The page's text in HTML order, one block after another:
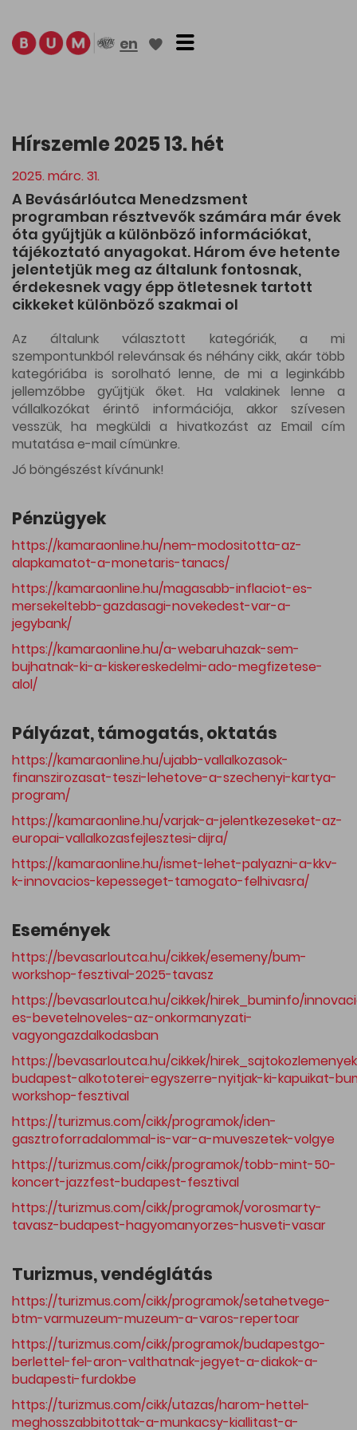
en
Hírszemle 2025 13. hét
2025. márc. 31.
A Bevásárlóutca Menedzsment
programban résztvevők számára már évek
óta gyűjtjük a különböző információkat,
tájékoztató anyagokat. Három éve hetente
jelentetjük meg az általunk fontosnak,
érdekesnek vagy épp ötletesnek tartott
cikkeket különböző szakmai ol
Az általunk választott kategóriák, a mi
szempontunkból relevánsak és néhány cikk, akár több
kategóriába is sorolható lenne, de mi a leginkább
jellemzőbbe gyűjtjük őket. Ha valakinek lenne a
vállalkozókat érintő információja, akkor szívesen
vesszük, ha megküldi a hivatkozást az Email cím
mutatása e-mail címünkre.
Jó böngészést kívánunk!
Pénzügyek
https://kamaraonline.hu/nem-modositotta-az-
alapkamatot-a-monetaris-tanacs/
https://kamaraonline.hu/magasabb-inflaciot-es-
mersekeltebb-gazdasagi-novekedest-var-a-
jegybank/
https://kamaraonline.hu/a-webaruhazak-sem-
bujhatnak-ki-a-kiskereskedelmi-ado-megfizetese-
alol/
Pályázat, támogatás, oktatás
https://kamaraonline.hu/ujabb-vallalkozasok-
finanszirozasat-teszi-lehetove-a-szechenyi-kartya-
program/
https://kamaraonline.hu/varjak-a-jelentkezeseket-az-
europai-vallalkozasfejlesztesi-dijra/
https://kamaraonline.hu/ismet-lehet-palyazni-a-kkv-
k-innovacios-kepesseget-tamogato-felhivasra/
Események
https://bevasarloutca.hu/cikkek/esemeny/bum-
workshop-fesztival-2025-tavasz
https://bevasarloutca.hu/cikkek/hirek_buminfo/
es-bevetelnoveles-az-onkormanyzati-
vagyongazdalkodasban
https://bevasarloutca.hu/cikkek/
budapest-alkototerei-egyszerre-nyitjak-ki-kapuikat-
workshop-fesztival
https://turizmus.com/cikk/programok/iden-
gasztroforradalommal-is-var-a-muveszetek-volgye
https://turizmus.com/cikk/programok/tobb-mint-50-
koncert-jazzfest-budapest-fesztival
https://turizmus.com/cikk/programok/vorosmarty-
tavasz-budapest-hagyomanyorzes-husveti-vasar
Turizmus, vendéglátás
https://turizmus.com/cikk/programok/setahetvege-
btm-varmuzeum-muzeum-a-varos-repertoar
https://turizmus.com/cikk/programok/budapestgo-
berlettel-fel-aron-valthatnak-jegyet-a-diakok-a-
budapesti-furdokbe
https://turizmus.com/cikk/utazas/harom-hettel-
meghosszabbitottak-a-munkacsy-kiallitast-a-